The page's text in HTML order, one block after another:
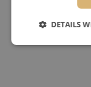
DETAILS